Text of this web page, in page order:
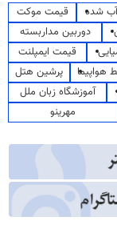
شده
قیمت موکت
دوربین مداربسته
قیمت ایمپلنت
هواپیما
پرشین هتل
آموزشگاه زبان ملل
مهرینو